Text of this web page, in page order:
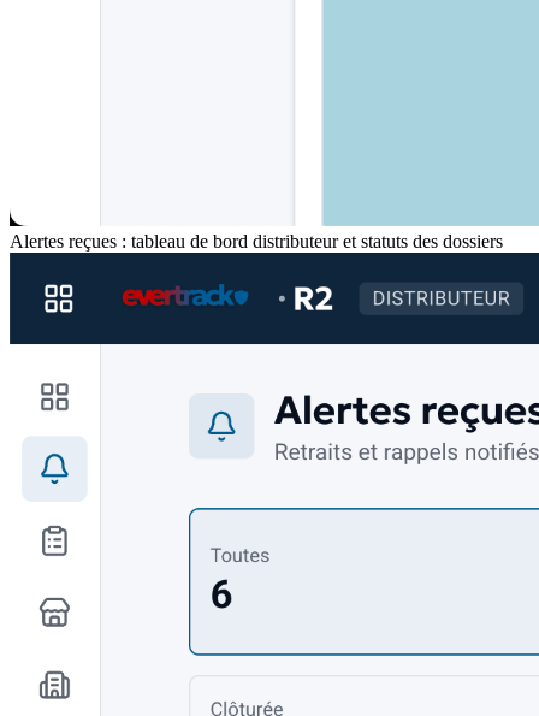
Alertes reçues : tableau de bord distributeur et statuts des dossiers